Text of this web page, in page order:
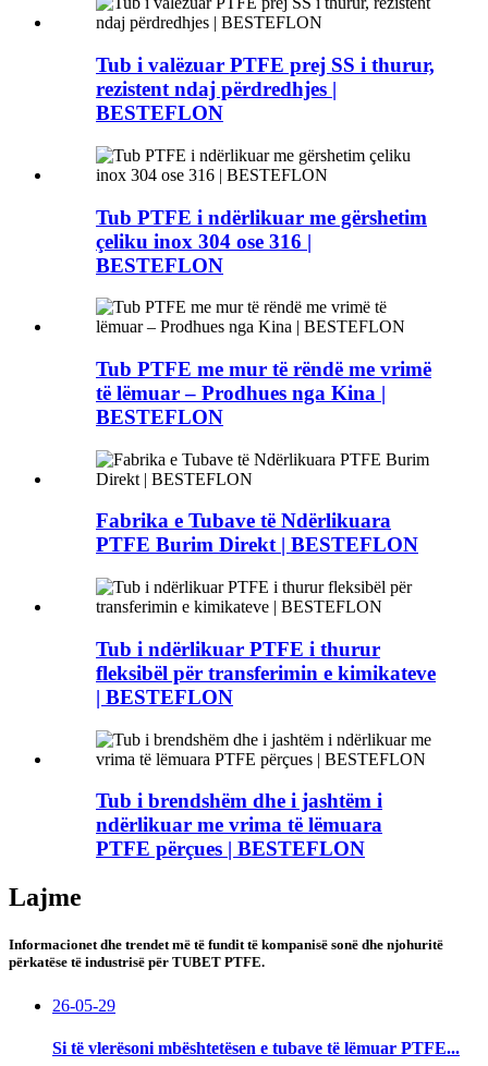
Tub i valëzuar PTFE prej SS i thurur,
rezistent ndaj përdredhjes |
BESTEFLON
Tub PTFE i ndërlikuar me gërshetim
çeliku inox 304 ose 316 |
BESTEFLON
Tub PTFE me mur të rëndë me vrimë
të lëmuar – Prodhues nga Kina |
BESTEFLON
Fabrika e Tubave të Ndërlikuara
PTFE Burim Direkt | BESTEFLON
Tub i ndërlikuar PTFE i thurur
fleksibël për transferimin e kimikateve
| BESTEFLON
Tub i brendshëm dhe i jashtëm i
ndërlikuar me vrima të lëmuara
PTFE përçues | BESTEFLON
Lajme
Informacionet dhe trendet më të fundit të kompanisë sonë dhe njohuritë
përkatëse të industrisë për TUBET PTFE.
26-05-29
Si të vlerësoni mbështetësen e tubave të lëmuar PTFE...